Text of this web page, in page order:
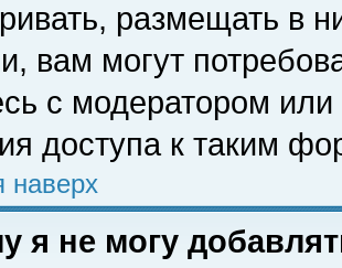
размещать в
вам могут
с модератором
доступа к таким
наверх
я не могу